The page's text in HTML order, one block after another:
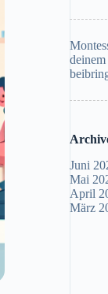
Juni
Mai
April
März